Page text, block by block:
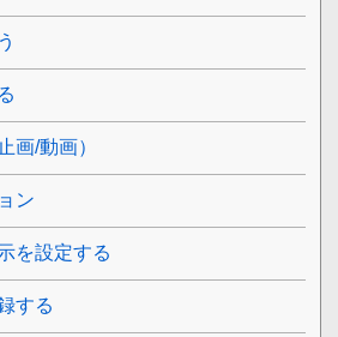
画/動画）
ン
を設定する
する